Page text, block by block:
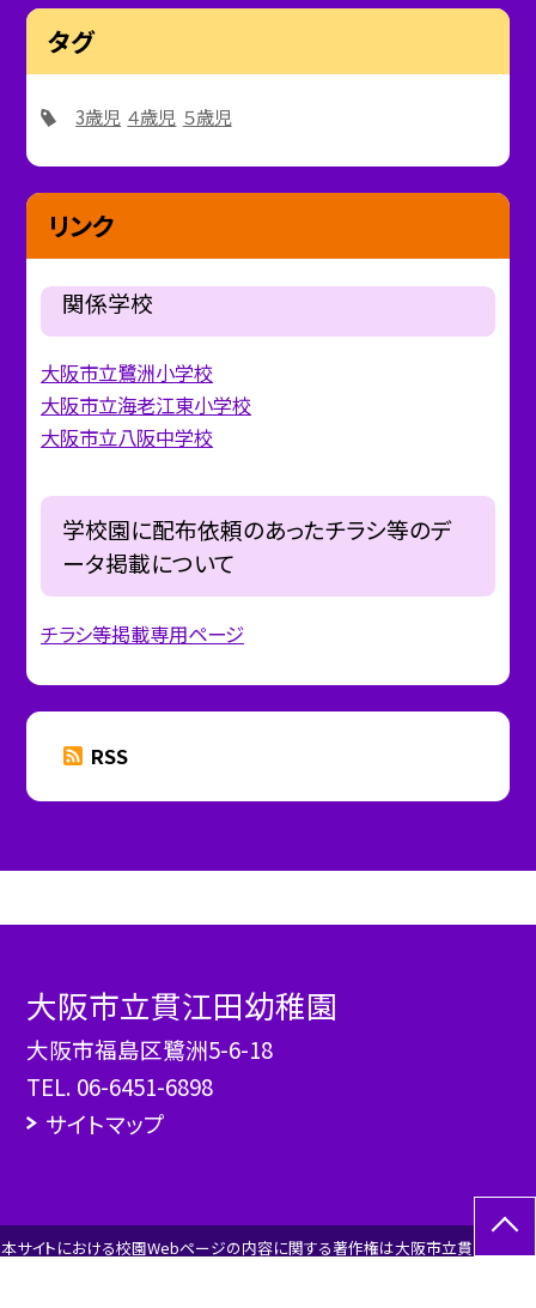
タグ
3歳児 ４歳児 ５歳児
リンク
関係学校
大阪市立鷺洲小学校
大阪市立海老江東小学校
大阪市立八阪中学校
学校園に配布依頼のあったチラシ等のデ
ータ掲載について
チラシ等掲載専用ページ
RSS
大阪市立貫江田幼稚園
大阪市福島区鷺洲5-6-18
TEL. 06-6451-6898
サイトマップ
本サイトにおける校園Webページの内容に関する著作権は大阪市立貫江田幼稚